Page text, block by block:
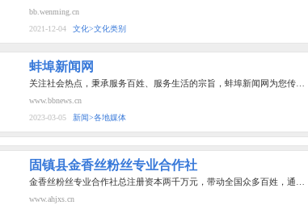
bb.wenming.cn
2021-12-04
文化>文化类别
蚌埠新闻网
关注社会热点，秉承服务百姓、服务生活的宗旨，蚌埠新闻网为您传…
www.bbnews.cn
2023-03-05
新闻>各地媒体
固镇县金香丝粉丝专业合作社
金香丝粉丝专业合作社总注册资本两千万元，带动全国众多百姓，通…
www.ahjxs.cn